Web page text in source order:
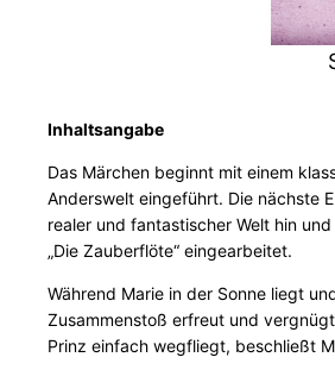
Inhaltsangabe
Das Märchen beginnt mit einem
Anderswelt eingeführt. Die nächste
realer und fantastischer Welt hin
„Die Zauberflöte“ eingearbeitet.
Während Marie in der Sonne liegt
Zusammenstoß erfreut und
Prinz einfach wegfliegt, beschließt